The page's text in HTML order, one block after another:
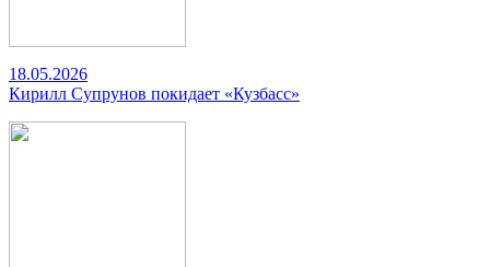
18.05.2026
Кирилл Супрунов покидает «Кузбасс»